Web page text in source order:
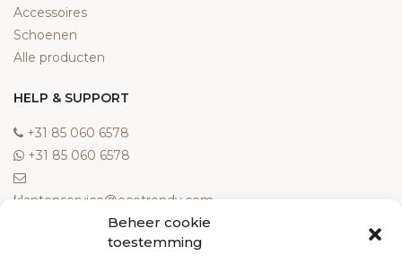
Beheer cookie
toestemming
Accessoires
Schoenen
Alle producten
HELP & SUPPORT
‎+31 85 060 6578
‎+31 85 060 6578
klantenservice@ecotrendy.com